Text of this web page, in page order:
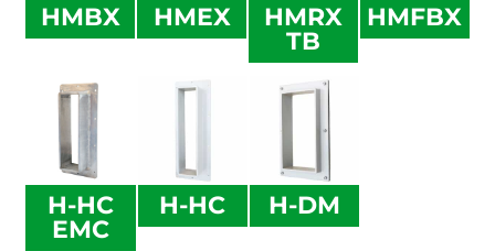
HMBX HMEX
HMRX
TB
HMFBX
H-HC
EMC
H-HC H-DM